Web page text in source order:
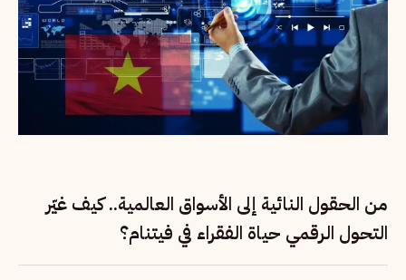
من الحقول النائية إلى الأسواق العالمية.. كيف غيّر
التحول الرقمي حياة الفقراء في فيتنام؟